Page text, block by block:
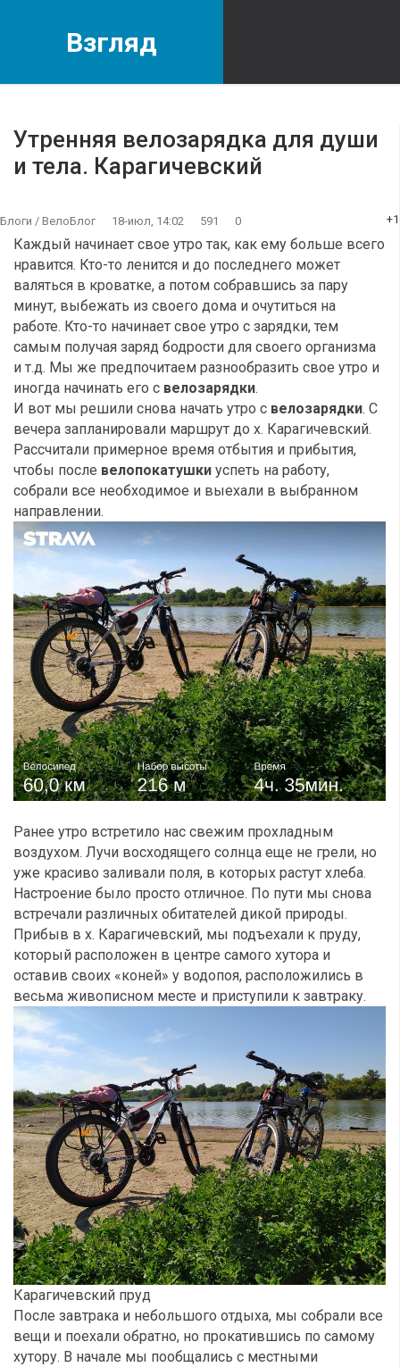
Взгляд
Утренняя велозарядка для души
и тела. Карагичевский
Блоги / ВелоБлог 18-июл, 14:02 591 0 +1
Каждый начинает свое утро так, как ему больше всего
нравится. Кто-то ленится и до последнего может
валяться в кроватке, а потом собравшись за пару
минут, выбежать из своего дома и очутиться на
работе. Кто-то начинает свое утро с зарядки, тем
самым получая заряд бодрости для своего организма
и т.д. Мы же предпочитаем разнообразить свое утро и
иногда начинать его с велозарядки.
И вот мы решили снова начать утро с велозарядки. С
вечера запланировали маршрут до х. Карагичевский.
Рассчитали примерное время отбытия и прибытия,
чтобы после велопокатушки успеть на работу,
собрали все необходимое и выехали в выбранном
направлении.
Ранее утро встретило нас свежим прохладным
воздухом. Лучи восходящего солнца еще не грели, но
уже красиво заливали поля, в которых растут хлеба.
Настроение было просто отличное. По пути мы снова
встречали различных обитателей дикой природы.
Прибыв в х. Карагичевский, мы подъехали к пруду,
который расположен в центре самого хутора и
оставив своих «коней» у водопоя, расположились в
весьма живописном месте и приступили к завтраку.
Карагичевский пруд
После завтрака и небольшого отдыха, мы собрали все
вещи и поехали обратно, но прокатившись по самому
хутору. В начале мы пообщались с местными